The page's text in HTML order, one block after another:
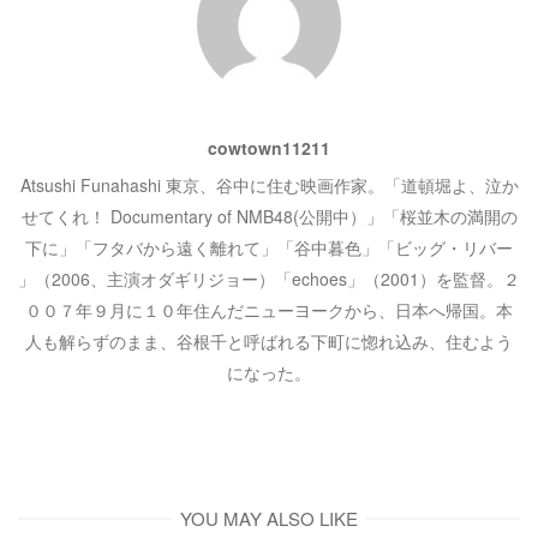
cowtown11211
Atsushi Funahashi 東京、谷中に住む映画作家。「道頓堀よ、泣か
せてくれ！ Documentary of NMB48(公開中）」「桜並木の満開の
下に」「フタバから遠く離れて」「谷中暮色」「ビッグ・リバー
」（2006、主演オダギリジョー）「echoes」（2001）を監督。２
００７年９月に１０年住んだニューヨークから、日本へ帰国。本
人も解らずのまま、谷根千と呼ばれる下町に惚れ込み、住むよう
になった。
YOU MAY ALSO LIKE